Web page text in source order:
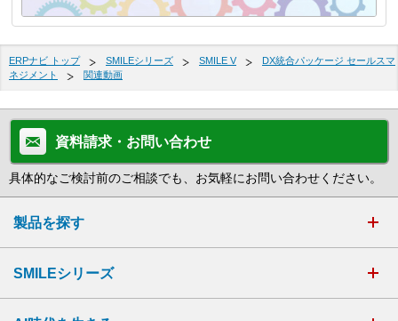
ERPナビ トップ SMILEシリーズ SMILE V
DX統合パッケージ セールスマ
ネジメント
関連動画
資料請求・お問い合わせ
具体的なご検討前のご相談でも、お気軽にお問い合わせください。
製品を探す
SMILEシリーズ